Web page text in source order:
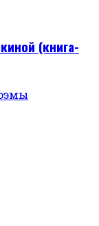
(книга-